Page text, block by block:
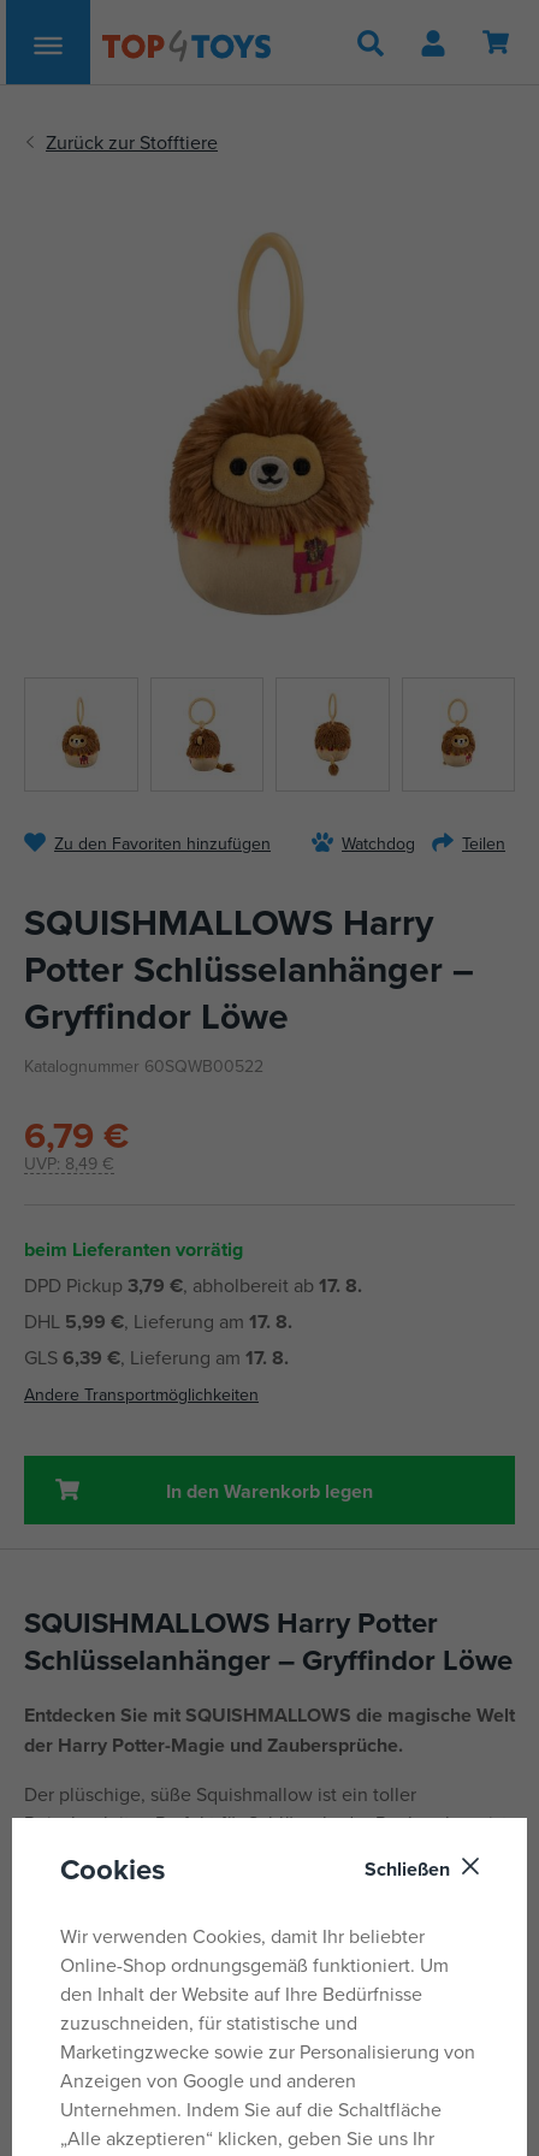
Suche
Zu den Favoriten hinzufügen Watchdog Teilen
SQUISHMALLOWS Harry
Potter Schlüsselanhänger –
Gryffindor Löwe
Katalognummer 60SQWB00522
UVP: 8,49 €
6,79 €
beim Lieferanten vorrätig
DPD Pickup 3,79 €, abholbereit ab 17. 8.
DHL 5,99 €, Lieferung am 17. 8.
GLS6,39 €, Lieferung am 17. 8.
Andere Transportmöglichkeiten
In den Warenkorb legen
SQUISHMALLOWS Harry Potter
Schlüsselanhänger – Gryffindor Löwe
Entdecken Sie mit SQUISHMALLOWS die magische Welt
der Harry Potter-Magie und Zaubersprüche.
Der plüschige, süße Squishmallow ist ein toller
Reisebegleiter. Perfekt für Schlüssel oder Rucksack, so ist
er immer dabei. Das Tier fühlt sich angenehm an und sorgt
mit seinen Farben immer für gute Laune.
Die Squishmallows-Kollektion bietet tolle Plüschtiere in
Form kleiner Anhänger, die zum Begleiter im Zimmer und
zum Freund für unterwegs werden.
Plüschhöhe: 9 cm
Alter: 3+
Hersteller: JAZWARES, LLC., 1067 Shotgun Road, Sunrise,
Cookies Schließen
Wir verwenden Cookies, damit Ihr beliebter
Online-Shop ordnungsgemäß funktioniert. Um
den Inhalt der Website auf Ihre Bedürfnisse
zuzuschneiden, für statistische und
Marketingzwecke sowie zur Personalisierung von
Anzeigen von Google und anderen
Unternehmen. Indem Sie auf die Schaltfläche
„Alle akzeptieren“ klicken, geben Sie uns Ihr